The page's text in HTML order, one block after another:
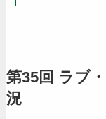
第35回 ラブ
況